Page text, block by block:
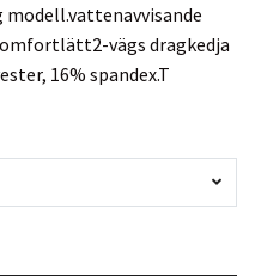
modell.vattenavvisande
vägs dragkedja
16% spandex.T